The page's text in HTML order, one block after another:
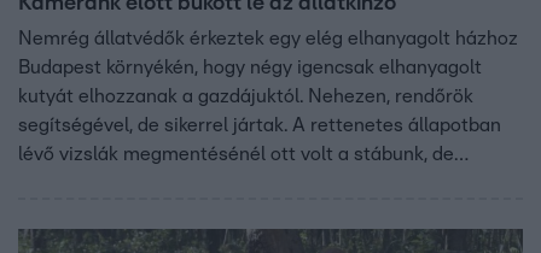
Nemrég állatvédők érkeztek egy elég elhanyagolt házhoz
Budapest környékén, hogy négy igencsak elhanyagolt
kutyát elhozzanak a gazdájuktól. Nehezen, rendőrök
segítségével, de sikerrel jártak. A rettenetes állapotban
lévő vizslák megmentésénél ott volt a stábunk, de
bíróság elé évente Magyarországon: az állatvédők azt